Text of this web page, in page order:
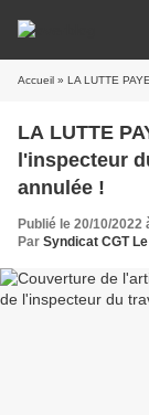
Accueil » LA LUTTE PAYE :
LA LUTTE
l'inspecteur
annulée !
Publié le 20/10/2022
Par Syndicat CGT